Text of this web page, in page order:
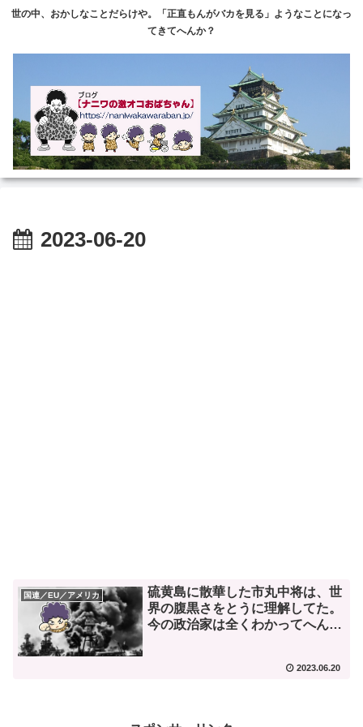
世の中、おかしなことだらけや。「正直もんがバカを見る」ようなことになっ
てきてへんか？
2023-06-20
国連／EU／アメリカ
硫黄島に散華した市丸中将は、世
界の腹黒さをとうに理解してた。
今の政治家は全くわかってへん
2023.06.20